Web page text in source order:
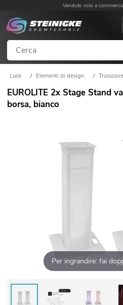
Venduto solo a
Luce / Elementi di design /
EUROLITE 2x Stage Stand
borsa, bianco
Per ingrandire: fai